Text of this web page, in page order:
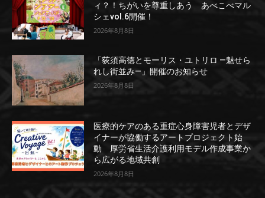
ィ？！ちがいを尊重しあう あべこべマル
シェvol.6開催！
2026年8月8日
「荻須高徳とモーリス・ユトリロ ―魅せら
れし街並み―」開催のお知らせ
2026年8月8日
医療的ケアのある重症心身障害児者とデザ
イナーが協働するアートプロジェクト始
動 厚労省生活介護利用モデル作成事業か
ら広がる地域共創
2026年8月8日